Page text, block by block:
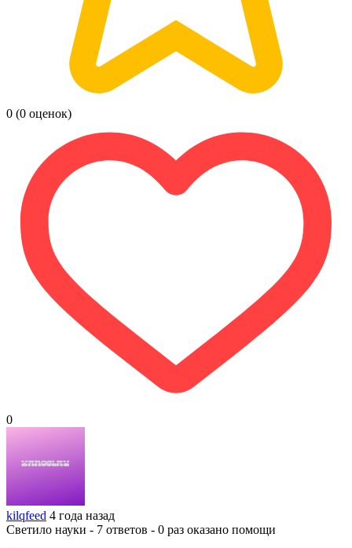
0 (0 оценок)
0
kilqfeed 4 года назад
Светило науки - 7 ответов - 0 раз оказано помощи